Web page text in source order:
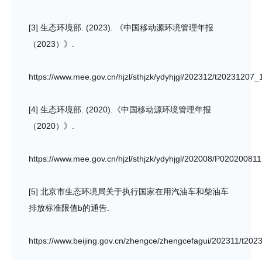
[3] 生态环境部. (2023). 《中国移动源环境管理年报
（2023）》.
https://www.mee.gov.cn/hjzl/sthjzk/ydyhjgl/202312/
[4] 生态环境部. (2020).《中国移动源环境管理年报
（2020）》.
https://www.mee.gov.cn/hjzl/sthjzk/ydyhjgl/202008/
[5] 北京市生态环境局关于执行国家在用汽油车和柴油车
排放标准限值b的通告.
https://www.beijing.gov.cn/zhengce/zhengcefagui/202311/